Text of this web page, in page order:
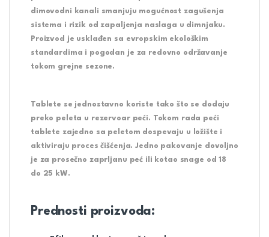
dimovodni kanali smanjuju mogućnost zagušenja
sistema i rizik od zapaljenja naslaga u dimnjaku.
Proizvod je usklađen sa evropskim ekološkim
standardima i pogodan je za redovno održavanje
tokom grejne sezone.
Tablete se jednostavno koriste tako što se dodaju
preko peleta u rezervoar peći. Tokom rada peći
tablete zajedno sa peletom dospevaju u ložište i
aktiviraju proces čišćenja. Jedno pakovanje dovoljno
je za prosečno zaprljanu peć ili kotao snage od 18
do 25 kW.
Prednosti proizvoda: